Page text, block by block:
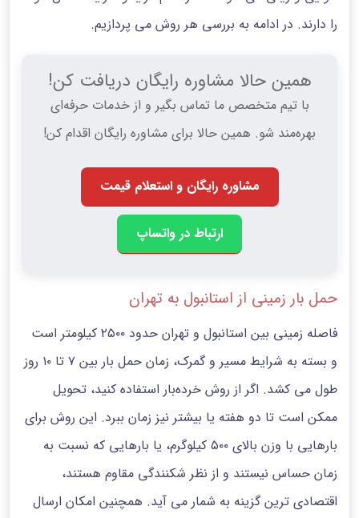
را دارند. در ادامه به بررسی هر روش می پردازیم.
همین حالا مشاوره رایگان دریافت کن!
با تیم متخصص ما تماس بگیر و از خدمات حرفه‌ای
بهره‌مند شو. همین حالا برای مشاوره رایگان اقدام کن!
مشاوره رایگان و استعلام قیمت
ارتباط در واتساپ
حمل بار زمینی از استانبول به تهران
فاصله زمینی بین استانبول و تهران حدود ۲۵۰۰ کیلومتر است
و بسته به شرایط مسیر و گمرک، زمان حمل بار بین ۷ تا ۱۰ روز
طول می کشد. اگر از روش خرده‌بار استفاده کنید، تحویل
ممکن است تا دو هفته یا بیشتر نیز زمان ببرد. این روش برای
بارهایی با وزن بالای ۵۰۰ کیلوگرم، یا بارهایی که نسبت به
زمان حساس نیستند و از نظر شکنندگی مقاوم هستند،
اقتصادی ترین گزینه به شمار می آید. همچنین امکان ارسال